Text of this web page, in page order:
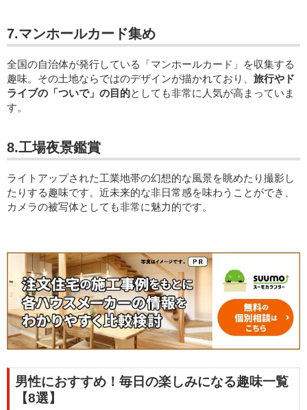
7.マンホールカード集め
全国の自治体が発行している「マンホールカード」を収集する
趣味。その土地ならではのデザインが描かれており、 旅行やド
ライブの「ついで」の目的としても非常に人気が高まっていま
す。
8.工場夜景鑑賞
ライトアップされた工業地帯の幻想的な風景を眺めたり撮影し
たりする趣味です。近未来的な非日常感を味わうことができ、
カメラの被写体としても非常に魅力的です。
男性におすすめ！毎日の楽しみになる趣味一覧
【8選】